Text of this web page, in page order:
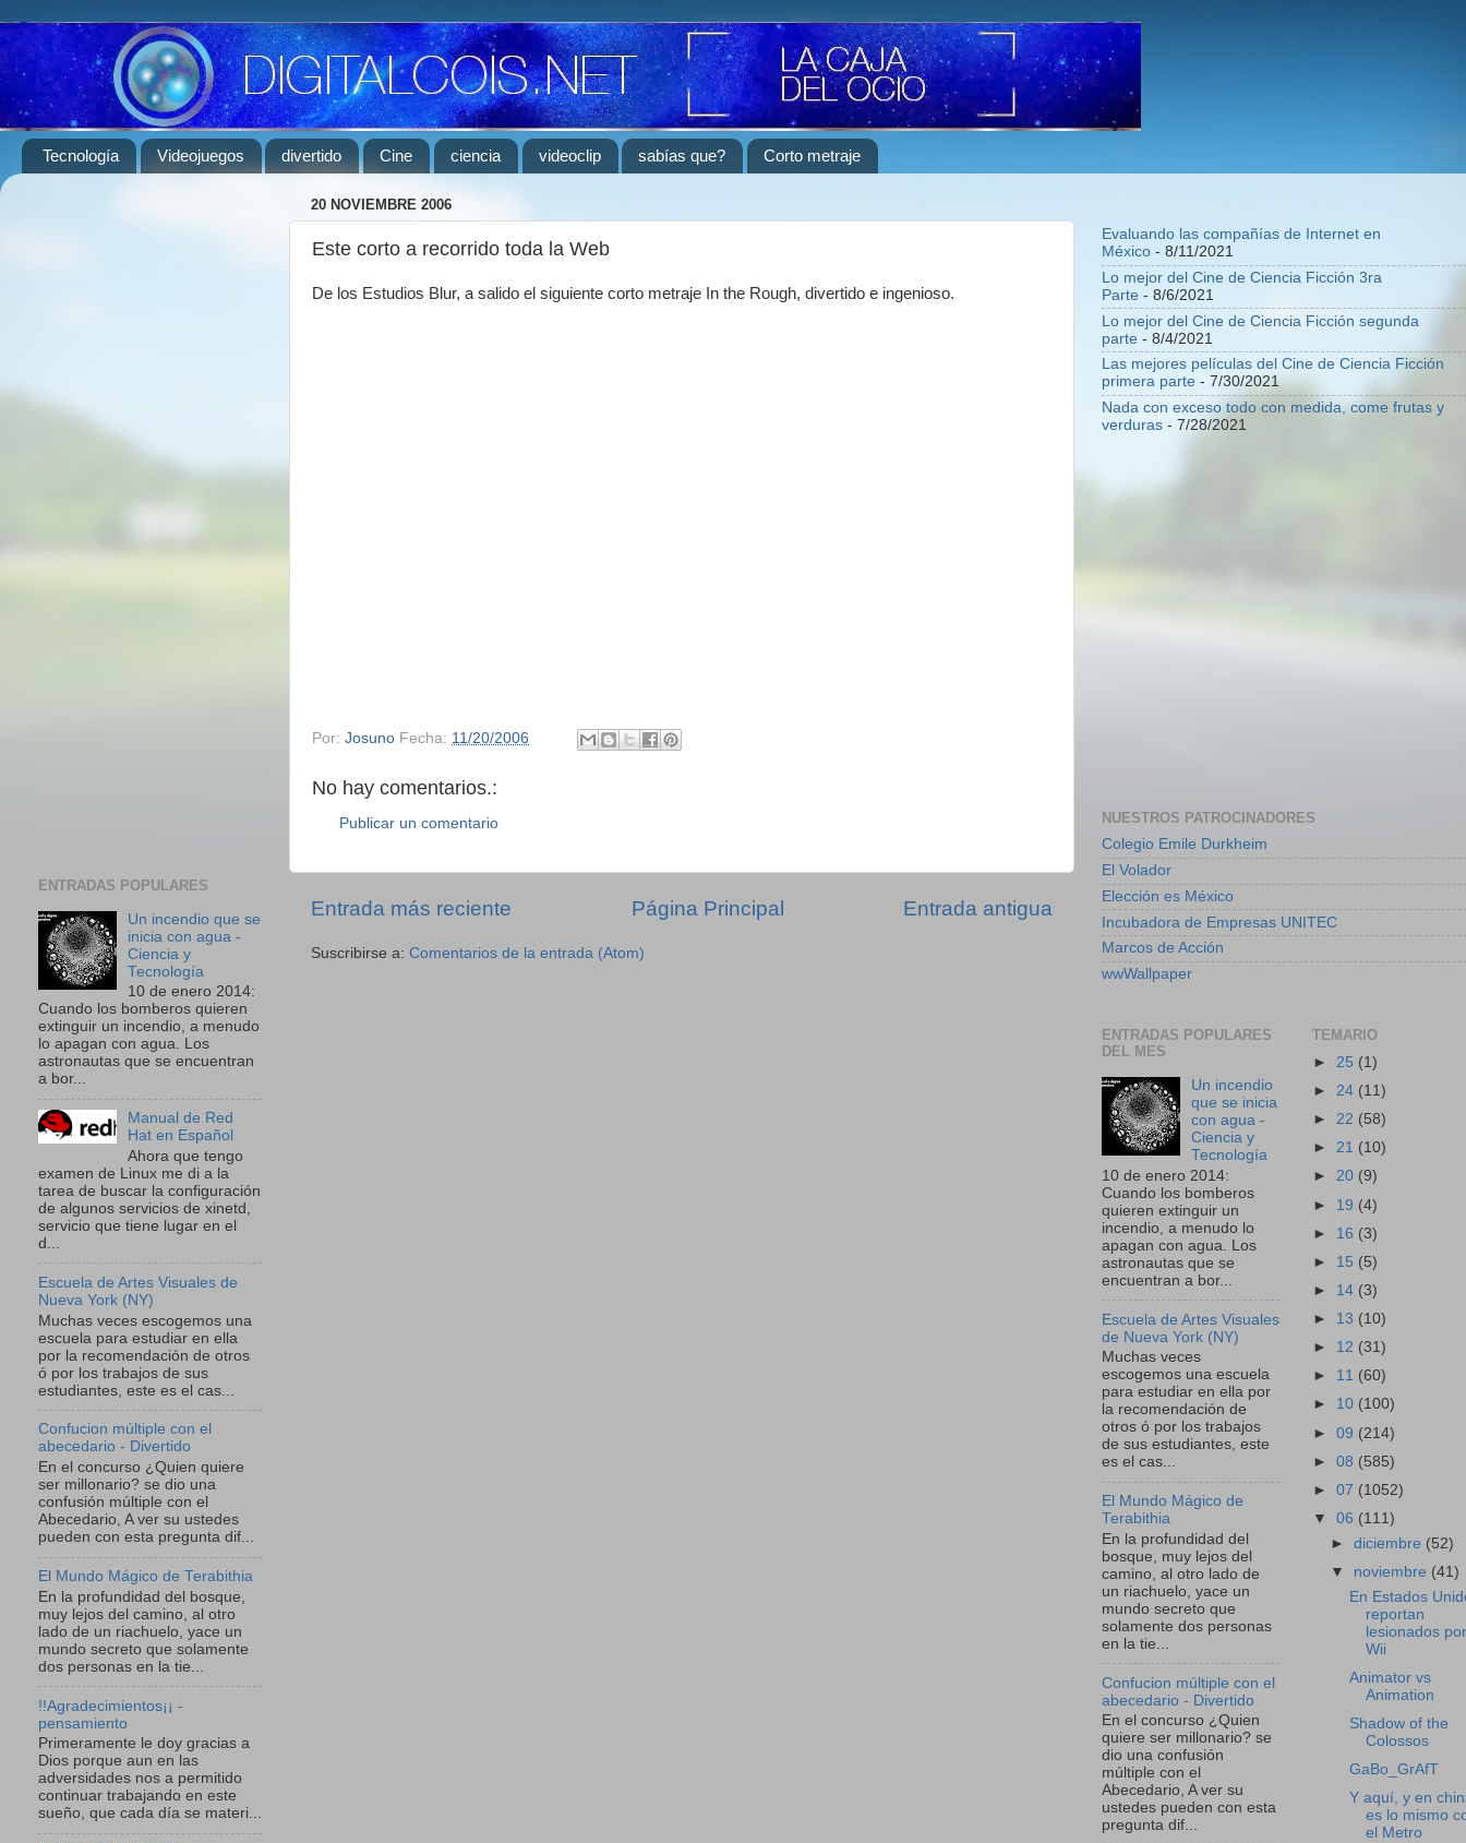
Tecnología Videojuegos divertido Cine ciencia videoclip sabías que? Corto metraje
20 NOVIEMBRE 2006
Este corto a recorrido toda la Web
De los Estudios Blur, a salido el siguiente corto metraje In the Rough, divertido e ingenioso.
Por: Josuno Fecha: 11/20/2006
No hay comentarios.:
Publicar un comentario
Entrada más reciente Entrada antigua
Página Principal
Suscribirse a: Comentarios de la entrada (Atom)
ENTRADAS POPULARES
Un incendio que se
inicia con agua -
Ciencia y
Tecnología
10 de enero 2014:
Cuando los bomberos quieren
extinguir un incendio, a menudo
lo apagan con agua. Los
astronautas que se encuentran
a bor...
Manual de Red
Hat en Español
Ahora que tengo
examen de Linux me di a la
tarea de buscar la configuración
de algunos servicios de xinetd,
servicio que tiene lugar en el
d...
Escuela de Artes Visuales de
Nueva York (NY)
Muchas veces escogemos una
escuela para estudiar en ella
por la recomendación de otros
ó por los trabajos de sus
estudiantes, este es el cas...
Confucion múltiple con el
abecedario - Divertido
En el concurso ¿Quien quiere
ser millonario? se dio una
confusión múltiple con el
Abecedario, A ver su ustedes
pueden con esta pregunta dif...
El Mundo Mágico de Terabithia
En la profundidad del bosque,
muy lejos del camino, al otro
lado de un riachuelo, yace un
mundo secreto que solamente
dos personas en la tie...
!!Agradecimientos¡¡ -
pensamiento
Primeramente le doy gracias a
Dios porque aun en las
adversidades nos a permitido
continuar trabajando en este
sueño, que cada día se materi...
Evaluando las compañías de Internet en
México - 8/11/2021
Lo mejor del Cine de Ciencia Ficción 3ra
Parte - 8/6/2021
Lo mejor del Cine de Ciencia Ficción segunda
parte - 8/4/2021
Las mejores películas del Cine de Ciencia Ficción
primera parte - 7/30/2021
Nada con exceso todo con medida, come frutas y
verduras - 7/28/2021
NUESTROS PATROCINADORES
Colegio Emile Durkheim
El Volador
Elección es México
Incubadora de Empresas UNITEC
Marcos de Acción
wwWallpaper
ENTRADAS POPULARES
DEL MES
Un incendio
que se inicia
con agua -
Ciencia y
Tecnología
10 de enero 2014:
Cuando los bomberos
quieren extinguir un
incendio, a menudo lo
apagan con agua. Los
astronautas que se
encuentran a bor...
Escuela de Artes Visuales
de Nueva York (NY)
Muchas veces
escogemos una escuela
para estudiar en ella por
la recomendación de
otros ó por los trabajos
de sus estudiantes, este
es el cas...
El Mundo Mágico de
Terabithia
En la profundidad del
bosque, muy lejos del
camino, al otro lado de
un riachuelo, yace un
mundo secreto que
solamente dos personas
en la tie...
Confucion múltiple con el
abecedario - Divertido
En el concurso ¿Quien
quiere ser millonario? se
dio una confusión
múltiple con el
Abecedario, A ver su
ustedes pueden con esta
pregunta dif...
TEMARIO
► 25 (1)
► 24 (11)
► 22 (58)
► 21 (10)
► 20 (9)
► 19 (4)
► 16 (3)
► 15 (5)
► 14 (3)
► 13 (10)
► 12 (31)
► 11 (60)
► 10 (100)
► 09 (214)
► 08 (585)
► 07 (1052)
▼ 06 (111)
►diciembre (52)
▼ noviembre (41)
En Estados
reportan
lesionados
Wii
Animator vs
Animation
Shadow of the
Colossos
GaBo_GrAfT
Y aquí, y en
es lo mismo
el Metro